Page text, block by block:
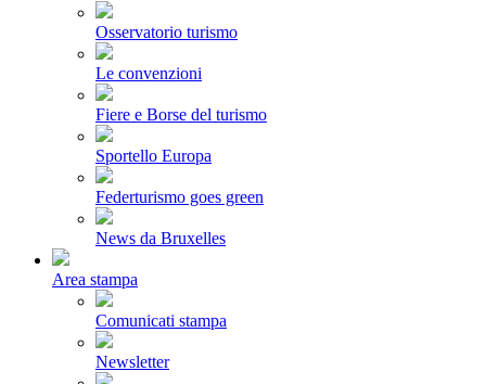
Osservatorio turismo
Le convenzioni
Fiere e Borse del turismo
Sportello Europa
Federturismo goes green
News da Bruxelles
Area stampa
Comunicati stampa
Newsletter